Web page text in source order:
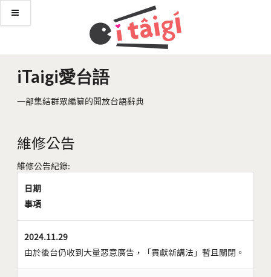
iTaigi愛台語
一部集結群眾編纂的開放台語辭典
維修公告
維修公告紀錄:
日期
事項
2024.11.29
由於後台仍收到大量惡意廣告，「貢獻新講法」暫且關閉。